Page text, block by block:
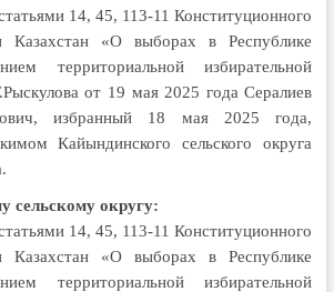
14, 45, 113-11 Конституционного
Казахстан «О выборах в Республике
территориальной избирательной
от 19 мая 2025 года Сералиев
избранный 18 мая 2025 года,
Кайындинского сельского округа
сельскому округу:
14, 45, 113-11 Конституционного
Казахстан «О выборах в Республике
территориальной избирательной